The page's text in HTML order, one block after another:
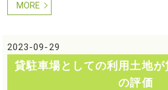
MORE
2023-09-29
貸駐車場としての利用土地
の評価